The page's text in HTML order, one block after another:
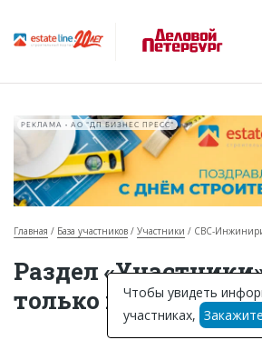
Горячие объекты
База строящихся объектов
РЕКЛАМА • АО "ДП БИЗНЕС ПРЕСС"
Главная База участников Участники СВС-
Раздел
только
Чтобы увидеть
участниках, Закажите